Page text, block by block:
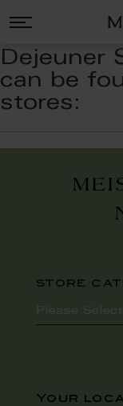
Dejeuner
can be
stores:
store
Your